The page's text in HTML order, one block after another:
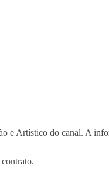
e Artístico do canal. A